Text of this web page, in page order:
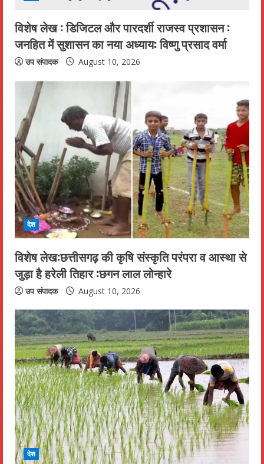
n
g
विशेष लेख : डिजिटल और पारदर्शी राजस्व प्रशासन :
जनहित में सुशासन का नया अध्याय: विष्णु प्रसाद वर्मा
उप संपादक August 10, 2026
देश
विशेष लेख:छत्तीसगढ़ की कृषि संस्कृति परंपरा व आस्था से
जुड़ा है हरेली तिहार :छगन लाल लोन्हारे
उप संपादक August 10, 2026
देश